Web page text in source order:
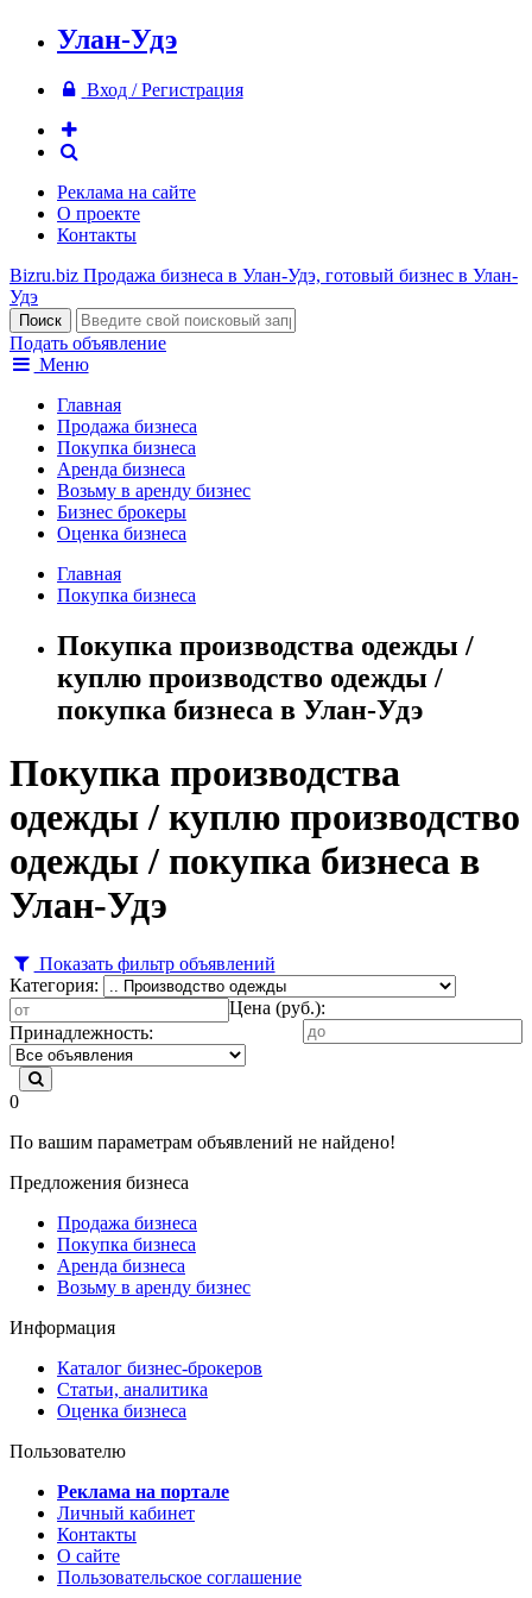
Улан-Удэ
Вход / Регистрация
Реклама на сайте
О проекте
Контакты
Bizru.biz Продажа бизнеса в Улан-Удэ, готовый бизнес в Улан-
Удэ
Подать объявление
Меню
Главная
Продажа бизнеса
Покупка бизнеса
Аренда бизнеса
Возьму в аренду бизнес
Бизнес брокеры
Оценка бизнеса
Главная
Покупка бизнеса
Покупка производства одежды /
куплю производство одежды /
покупка бизнеса в Улан-Удэ
Покупка производства
одежды / куплю производство
одежды / покупка бизнеса в
Улан-Удэ
Показать фильтр объявлений
Категория:
Цена (руб.):
Принадлежность:
0
По вашим параметрам объявлений не найдено!
Предложения бизнеса
Продажа бизнеса
Покупка бизнеса
Аренда бизнеса
Возьму в аренду бизнес
Информация
Каталог бизнес-брокеров
Статьи, аналитика
Оценка бизнеса
Пользователю
Реклама на портале
Личный кабинет
Контакты
О сайте
Пользовательское соглашение